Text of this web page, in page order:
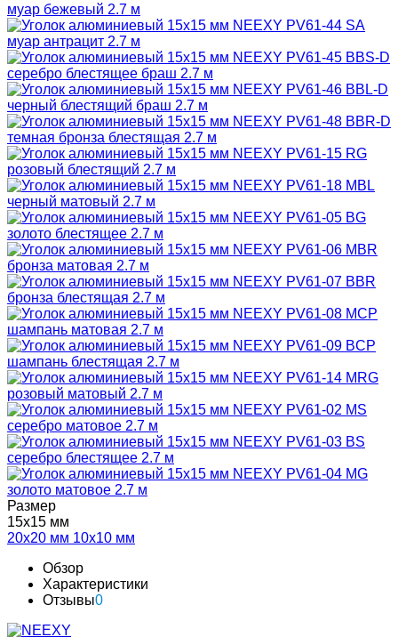
Размер
15х15 мм
20х20 мм 10х10 мм
Обзор
Характеристики
Отзывы0